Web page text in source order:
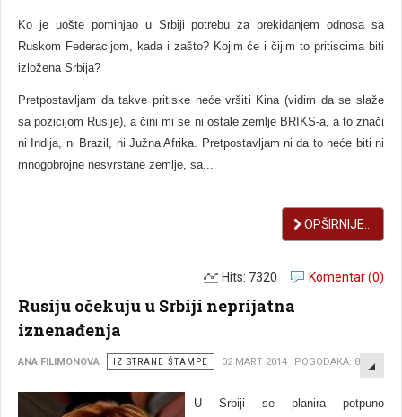
Ko je uošte pominjao u Srbiji potrebu za prekidanjem odnosa sa
Ruskom Federacijom, kada i zašto? Kojim će i čijim to pritiscima biti
izložena Srbija?
Pretpostavljam da takve pritiske neće vršiti Kina (vidim da se slaže
sa pozicijom Rusije), a čini mi se ni ostale zemlje BRIKS-a, a to znači
ni Indija, ni Brazil, ni Južna Afrika. Pretpostavljam ni da to neće biti ni
mnogobrojne nesvrstane zemlje, sa...
OPŠIRNIJE...
Komentar (0)
Hits: 7320
Rusiju očekuju u Srbiji neprijatna
iznenađenja
ANA FILIMONOVA IZ STRANE ŠTAMPE 02 MART 2014 POGODAKA: 8659
U Srbiji se planira potpuno